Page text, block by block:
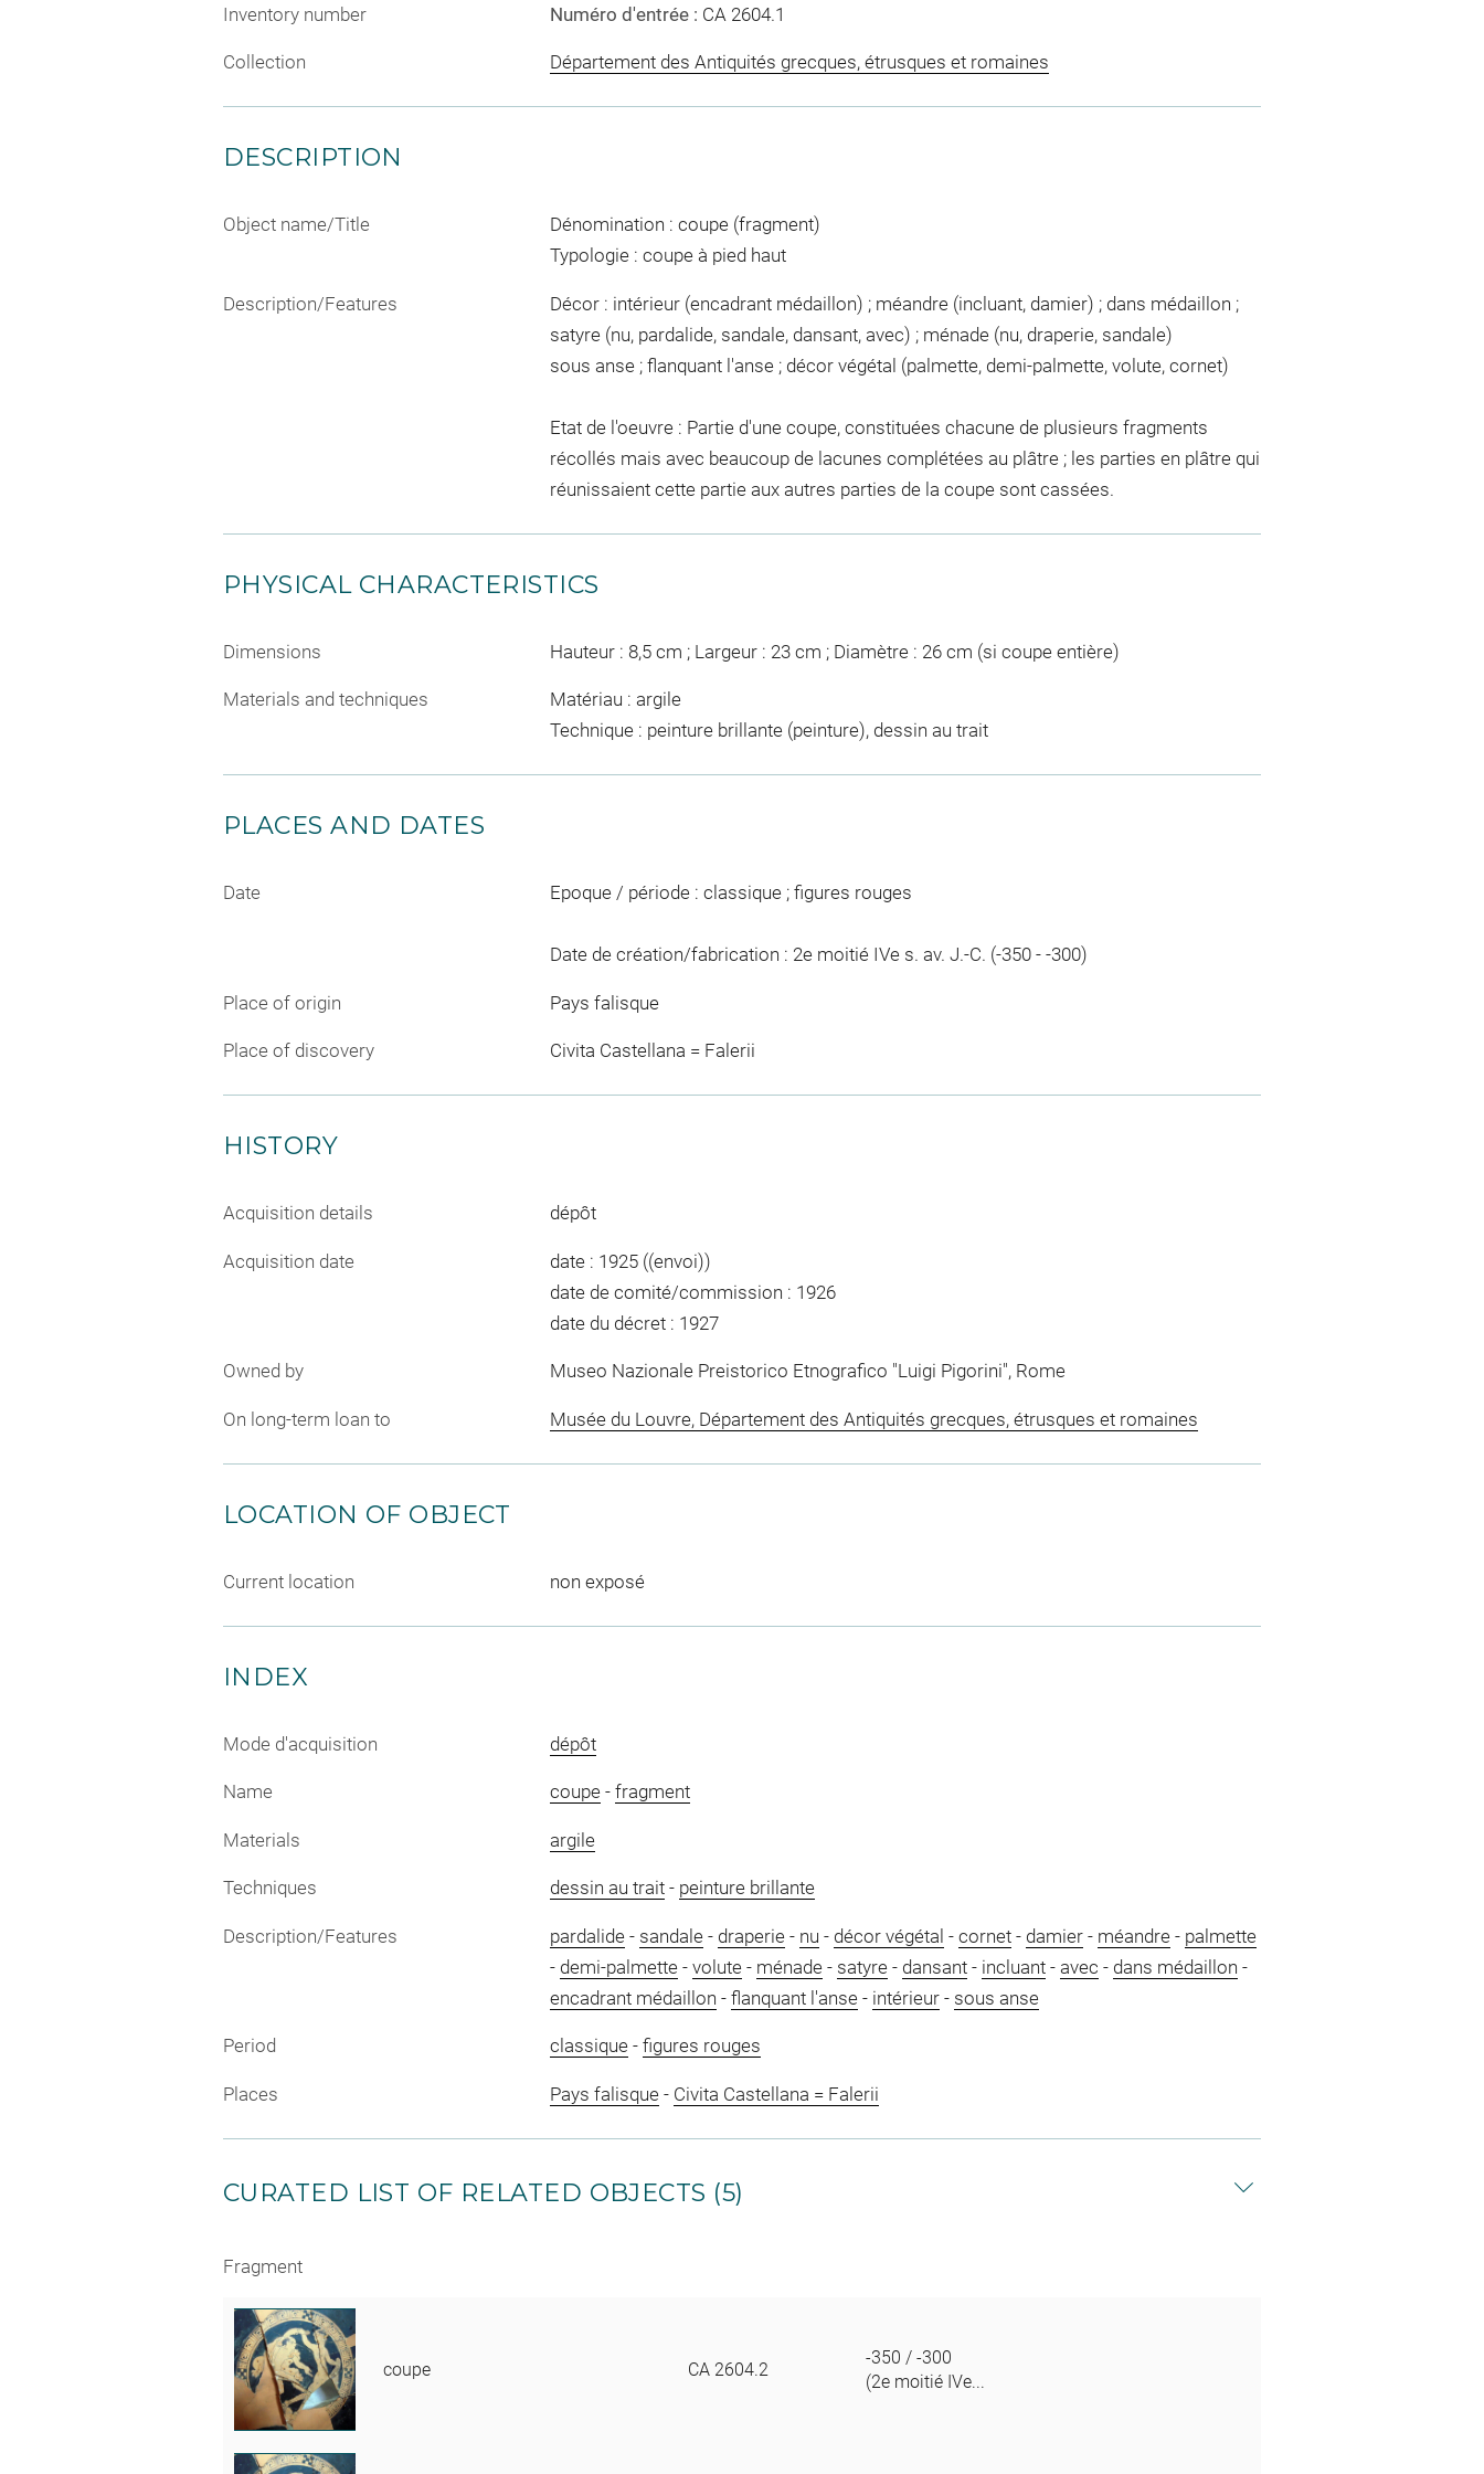
Inventory number Numéro d'entrée : CA 2604.1
Collection Département des Antiquités grecques, étrusques et romaines
DESCRIPTION
Object name/Title
Dénomination : coupe (fragment)
Typologie : coupe à pied haut
Description/Features
Décor : intérieur (encadrant médaillon) ; méandre (incluant, damier) ; dans médaillon ;
satyre (nu, pardalide, sandale, dansant, avec) ; ménade (nu, draperie, sandale)
sous anse ; flanquant l'anse ; décor végétal (palmette, demi-palmette, volute, cornet)
Etat de l'oeuvre : Partie d'une coupe, constituées chacune de plusieurs fragments
récollés mais avec beaucoup de lacunes complétées au plâtre ; les parties en plâtre qui
réunissaient cette partie aux autres parties de la coupe sont cassées.
PHYSICAL CHARACTERISTICS
Dimensions Hauteur : 8,5 cm ; Largeur : 23 cm ; Diamètre : 26 cm (si coupe entière)
Materials and techniques
Matériau : argile
Technique : peinture brillante (peinture), dessin au trait
PLACES AND DATES
Date Epoque / période : classique ; figures rouges
Date de création/fabrication : 2e moitié IVe s. av. J.-C. (-350 - -300)
Place of origin Pays falisque
Place of discovery Civita Castellana = Falerii
HISTORY
Acquisition details dépôt
Acquisition date
date : 1925 ((envoi))
date de comité/commission : 1926
date du décret : 1927
Owned by Museo Nazionale Preistorico Etnografico "Luigi Pigorini", Rome
On long-term loan to Musée du Louvre, Département des Antiquités grecques, étrusques et romaines
LOCATION OF OBJECT
Current location non exposé
INDEX
Mode d'acquisition dépôt
Name coupe- fragment
Materials argile
Techniques dessin au trait- peinture brillante
Description/Features pardalide- sandale- draperie- nu - décor végétal - cornet- damier- méandre- palmette
- demi-palmette- volute- ménade- satyre- dansant- incluant- avec - dans médaillon -
encadrant médaillon - flanquant l'anse- intérieur- sous anse
Period classique- figures rouges
Places Pays falisque- Civita Castellana = Falerii
CURATED LIST OF RELATED OBJECTS (5)
Fragment
coupe CA 2604.2
-350 / -300
(2e moitié IVe...